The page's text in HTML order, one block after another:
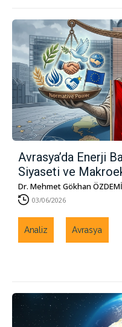
Avrasya’da Enerji
Siyaseti ve
Dr. Mehmet Gökhan
03/06/2026
Analiz Avrasya